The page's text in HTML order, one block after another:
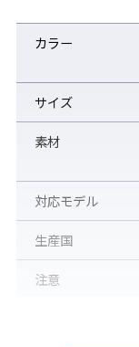
カラー
サイズ
素材
対応モデル
生産国
注意